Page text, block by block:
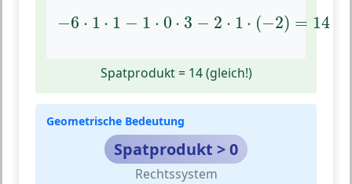
−6 ⋅ 1 ⋅ 1 − 1 ⋅ 0 ⋅ 3 − 2 ⋅ 1 ⋅ (−2) = 14
− 6⋅ 1− ⋅0 3 ⋅1 (− 2) 14
Spatprodukt = 14 (gleich!)
Geometrische Bedeutung
Spatprodukt > 0
Rechtssystem